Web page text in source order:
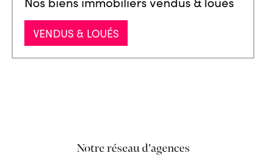
VENDUS & LOUÉS
Notre réseau d'agences